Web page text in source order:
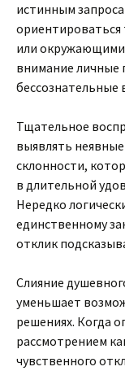
истинным
или
внимание личные
бессознательные
Тщательное
выявлять
склонности,
в длительной
Нередко
единственному
отклик
Слияние
уменьшает
решениях. Когда
рассмотрением
чувственного